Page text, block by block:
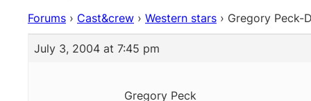
Forums › Cast&crew › Western stars › Gregory Peck-
July 3, 2004 at 7:45 pm
Gregory Peck